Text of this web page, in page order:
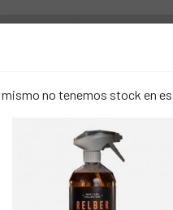
MANTENIMENT NETEJA
mismo no tenemos stock en